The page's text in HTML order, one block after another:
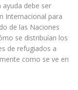
ayuda debe ser
Internacional para
de las Naciones
se distribuían los
de refugiados a
como se ve en